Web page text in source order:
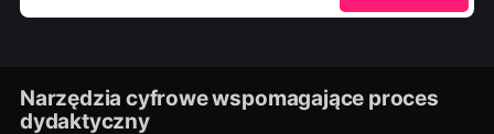
Narzędzia cyfrowe wspomagające proces
dydaktyczny